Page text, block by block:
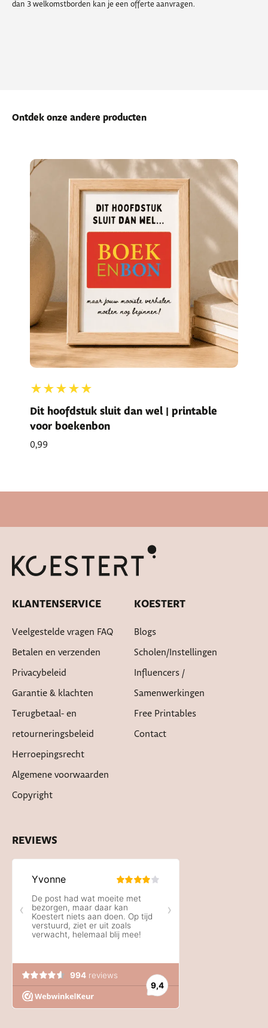
dan 3 welkomstborden kan je een offerte aanvragen.
Ontdek onze andere producten
★★★★★
Dit hoofdstuk sluit dan wel | printable
voor boekenbon
0,99
KLANTENSERVICE
Veelgestelde vragen FAQ
Betalen en verzenden
Privacybeleid
Garantie & klachten
Terugbetaal- en
retourneringsbeleid
Herroepingsrecht
Algemene voorwaarden
Copyright
KOESTERT
Blogs
Scholen/instellingen
Influencers /
Samenwerkingen
Free Printables
Contact
REVIEWS